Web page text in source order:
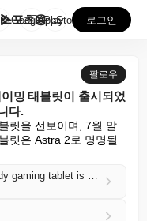
RedMagic의 컴팩트한 e스포츠용 게이밍 태블릿이 ...
GooglePlay
AppStore 로그인
팔로우
밍 태블릿이 출시되었
다.
릿을 선보이며, 7월 말
릿은 Astra 2로 명명될
RedMagic's compact, eSports-ready gaming tablet is here, and global users should prepare